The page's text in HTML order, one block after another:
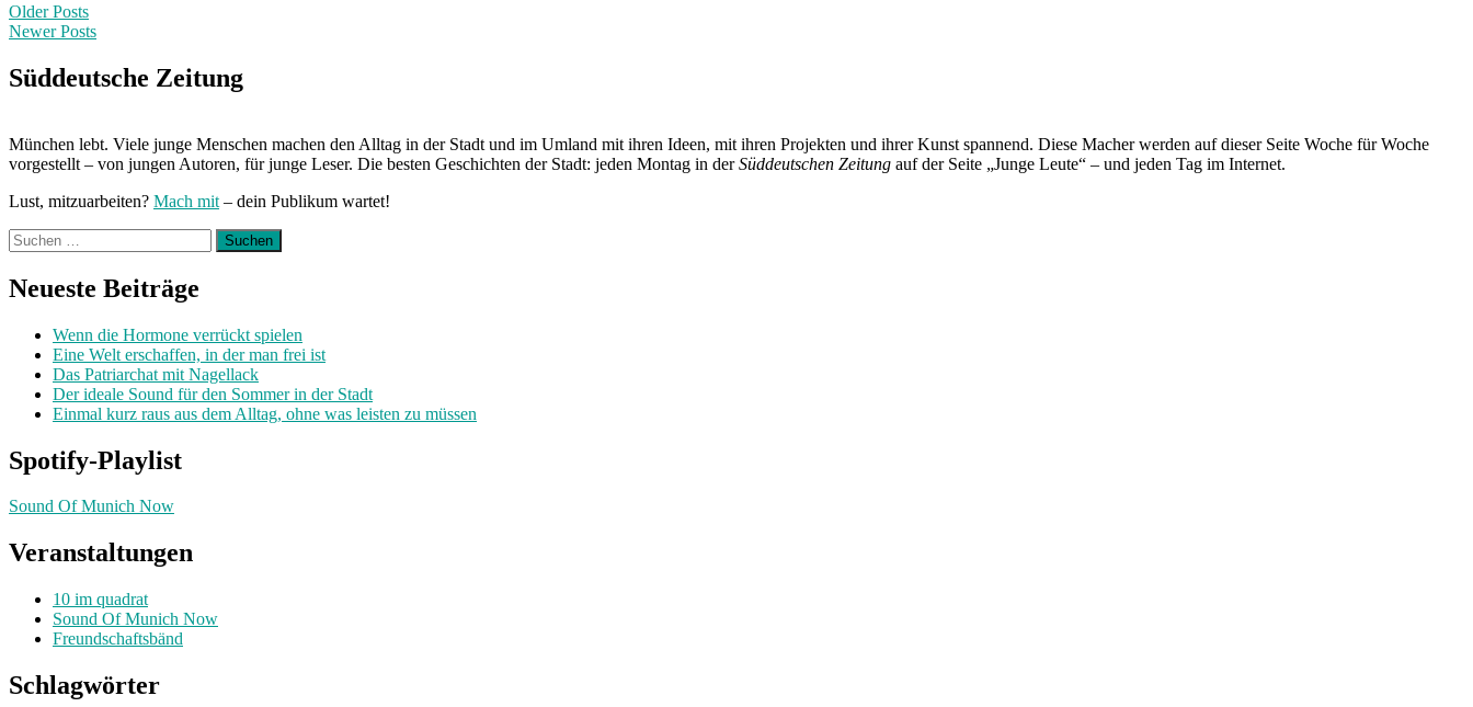
Posts
navigation
Older Posts
Newer Posts
Süddeutsche Zeitung
München lebt. Viele junge Menschen machen den Alltag in der Stadt und im Umland mit ihren Ideen, mit ihren Projekten und ihrer Kunst spannend. Diese Macher werden auf dieser Seite Woche für Woche
vorgestellt – von jungen Autoren, für junge Leser. Die besten Geschichten der Stadt: jeden Montag in derSüddeutschen Zeitung auf der Seite „Junge Leute“ – und jeden Tag im Internet.
Lust, mitzuarbeiten? Mach mit – dein Publikum wartet!
Suchen
nach:
Neueste Beiträge
Wenn die Hormone verrückt spielen
Eine Welt erschaffen, in der man frei ist
Das Patriarchat mit Nagellack
Der ideale Sound für den Sommer in der Stadt
Einmal kurz raus aus dem Alltag, ohne was leisten zu müssen
Spotify-Playlist
Sound Of Munich Now
Veranstaltungen
10 im quadrat
Sound Of Munich Now
Freundschaftsbänd
Schlagwörter